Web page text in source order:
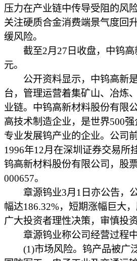
压力在产业链中传导受阻的风
关注硬质合金消费端景气度回
缓风险。
截至2月27日收盘，中钨高
元。
公开资料显示，中钨高新是
台，管理运营着集矿山、冶炼
业链。中钨高新材料股份有限
高技术制造企业，是世界500
专业发展钨产业的企业。公司
1996年12月在深圳证券交易所
钨高新材料股份有限公司，股
000657。
章源钨业3月1日亦公告，公
幅达186.32%，短期涨幅巨大
广大投资者理性决策，审慎投
章源钨业称公司经营过程中
(1)市场风险。钨产品被广